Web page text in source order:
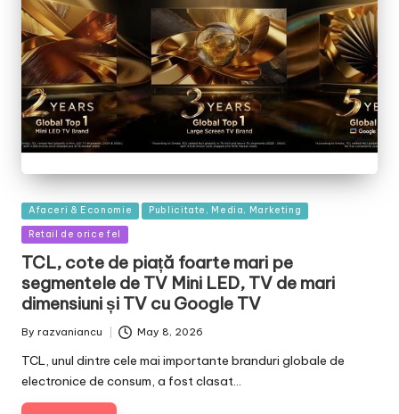
Posted
in
Afaceri & Economie Publicitate, Media, Marketing
Retail de orice fel
TCL, cote de piață foarte mari pe
segmentele de TV Mini LED, TV de mari
dimensiuni și TV cu Google TV
Posted
By razvaniancu May 8, 2026
TCL, unul dintre cele mai importante branduri globale de
electronice de consum, a fost clasat…